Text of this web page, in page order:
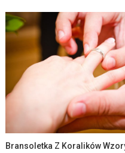
Bransoletka Z Koralików